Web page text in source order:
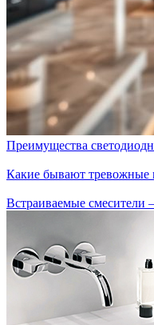
Преимущества
Какие бывают тревожные
Встраиваемые смесители